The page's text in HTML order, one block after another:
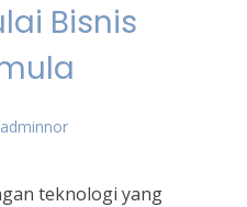
Bisnis
adminnor
teknologi yang